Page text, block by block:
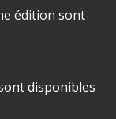
édition sont
disponibles